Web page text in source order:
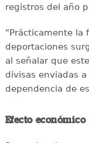
registros del año
"Prácticamente la
deportaciones
al señalar que
divisas enviadas
dependencia de
Efecto económico